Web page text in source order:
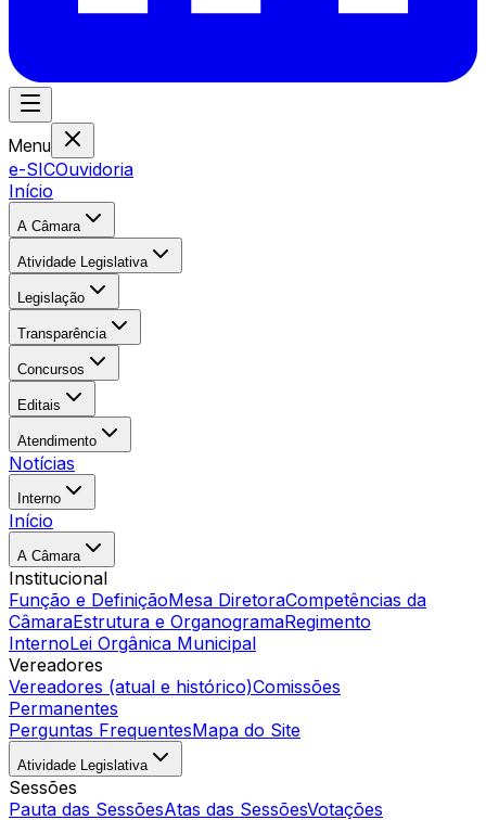
Menu
e-SICOuvidoria
Início
A Câmara
Atividade Legislativa
Legislação
Transparência
Concursos
Editais
Atendimento
Notícias
Interno
Início
A Câmara
Institucional
Função e DefiniçãoMesa DiretoraCompetências da
CâmaraEstrutura e OrganogramaRegimento
InternoLei Orgânica Municipal
Vereadores
Vereadores (atual e histórico)Comissões
Permanentes
Perguntas FrequentesMapa do Site
Atividade Legislativa
Sessões
Pauta das SessõesAtas das SessõesVotações